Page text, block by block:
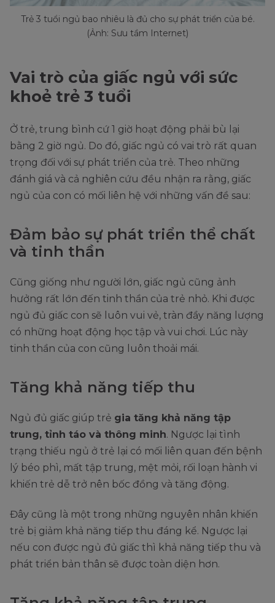
Trẻ 3 tuổi ngủ bao nhiêu là đủ cho sự phát triển của bé.
(Ảnh: Sưu tầm Internet)
Vai trò của giấc ngủ với sức
khoẻ trẻ 3 tuổi
Ở trẻ, trung bình cứ 1 giờ hoạt động phải bù lại
bằng 2 giờ ngủ. Do đó, giấc ngủ có vai trò rất quan
trọng đối với sự phát triển của trẻ. Theo những
đánh giá và cả nghiên cứu đều nhận ra rằng, giấc
ngủ của con có mối liên hệ với những vấn đề sau:
Đảm bảo sự phát triển thể chất
và tinh thần
Cũng giống như người lớn, giấc ngủ cũng ảnh
hưởng rất lớn đến tinh thần của trẻ nhỏ. Khi được
ngủ đủ giấc con sẽ luôn vui vẻ, tràn đầy năng lượng
có những hoạt động học tập và vui chơi. Lúc này
tinh thần của con cũng luôn thoải mái.
Tăng khả năng tiếp thu
Ngủ đủ giấc giúp trẻ gia tăng khả năng tập
trung, tỉnh táo và thông minh. Ngược lại tình
trạng thiếu ngủ ở trẻ lại có mối liên quan đến bệnh
lý béo phì, mất tập trung, mệt mỏi, rối loạn hành vi
khiến trẻ dễ trở nên bốc đồng và tăng động.
Đây cũng là một trong những nguyên nhân khiến
trẻ bị giảm khả năng tiếp thu đáng kể. Ngược lại
nếu con được ngủ đủ giấc thì khả năng tiếp thu và
phát triển bản thân sẽ được toàn diện hơn.